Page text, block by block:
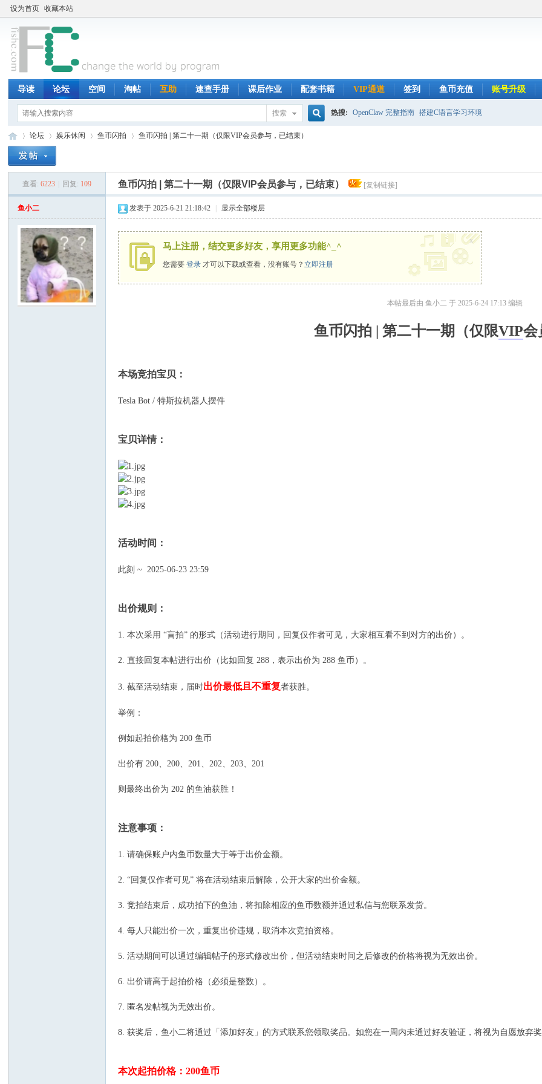
设为首页 收藏本站
导读 论坛 空间 淘帖 互助 速查手册 课后作业 配套书籍 VIP通道 签到 鱼币充值 账号升级
搜索
索
热搜: OpenClaw 完整指南 搭建C语言学习环境
论坛
›
娱乐休闲
›
鱼币闪拍
›
鱼币闪拍 | 第二十一期（仅限VIP会员参与，已结束）
查看: 6223 回复: 109 鱼币闪拍 | 第二十一期（仅限VIP会员参与，已结束） [复制链接]
鱼小二 发表于 2025-6-21 21:18:42 显示全部楼层
马上注册，结交更多好友，享用更多功能^_^
您需要登录 才可以下载或查看，没有账号？立即注册
x
本帖最后由 鱼小二 于 2025-6-24 17:13 编辑
鱼币闪拍 | 第二十一期（仅限VIP会
本场竞拍宝贝：
Tesla Bot / 特斯拉机器人摆件
宝贝详情：
活动时间：
此刻 ~ 2025-06-23 23:59
出价规则：
1. 本次采用 “盲拍” 的形式（活动进行期间，回复仅作者可见，大家相互看不到对方的出价）。
2. 直接回复本帖进行出价（比如回复 288，表示出价为 288 鱼币）。
3. 截至活动结束，届时出价最低且不重复者获胜。
举例：
例如起拍价格为 200 鱼币
出价有 200、200、201、202、203、201
则最终出价为 202 的鱼油获胜！
注意事项：
1. 请确保账户内鱼币数量大于等于出价金额。
2. “回复仅作者可见” 将在活动结束后解除，公开大家的出价金额。
3. 竞拍结束后，成功拍下的鱼油，将扣除相应的鱼币数额并通过私信与您联系发货。
4. 每人只能出价一次，重复出价违规，取消本次竞拍资格。
5. 活动期间可以通过编辑帖子的形式修改出价，但活动结束时间之后修改的价格将视为无效出价。
6. 出价请高于起拍价格（必须是整数）。
7. 匿名发帖视为无效出价。
8. 获奖后，鱼小二将通过「添加好友」的方式联系您领取奖品。如您在一周内未通过好友验证，将视为自愿放弃
本次起拍价格：200鱼币